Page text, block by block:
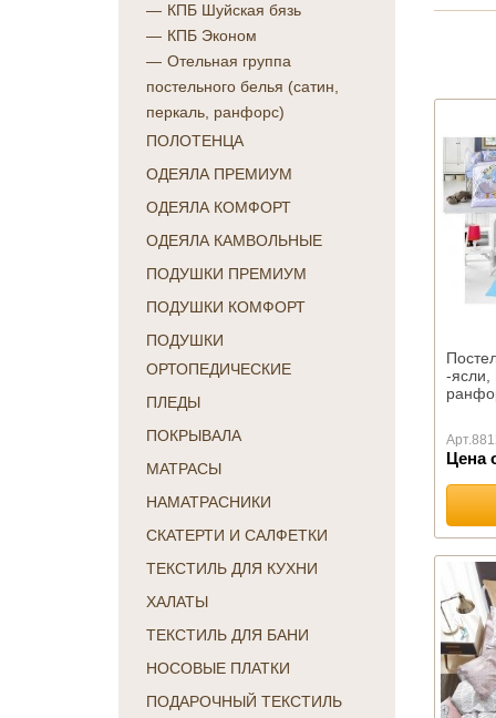
КПБ Шуйская бязь
КПБ Эконом
Отельная группа
постельного белья (сатин,
перкаль, ранфорс)
ПОЛОТЕНЦА
ОДЕЯЛА ПРЕМИУМ
ОДЕЯЛА КОМФОРТ
ОДЕЯЛА КАМВОЛЬНЫЕ
ПОДУШКИ ПРЕМИУМ
ПОДУШКИ КОМФОРТ
ПОДУШКИ
ОРТОПЕДИЧЕСКИЕ
ПЛЕДЫ
ПОКРЫВАЛА
МАТРАСЫ
НАМАТРАСНИКИ
СКАТЕРТИ И САЛФЕТКИ
ТЕКСТИЛЬ ДЛЯ КУХНИ
ХАЛАТЫ
ТЕКСТИЛЬ ДЛЯ БАНИ
НОСОВЫЕ ПЛАТКИ
ПОДАРОЧНЫЙ ТЕКСТИЛЬ
-ясли,
Арт.
Цена